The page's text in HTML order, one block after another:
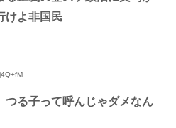
けよ非国民
つる子って呼んじゃダメなん